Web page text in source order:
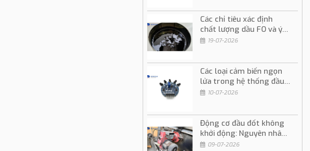
Các chỉ tiêu xác định
chất lượng dầu FO và ý
nghĩa trong vận hành
19-07-2026
Các loại cảm biến ngọn
lửa trong hệ thống đầu
đốt dầu và gas
10-07-2026
Động cơ đầu đốt không
khởi động: Nguyên nhân
và cách khắc phục
09-07-2026